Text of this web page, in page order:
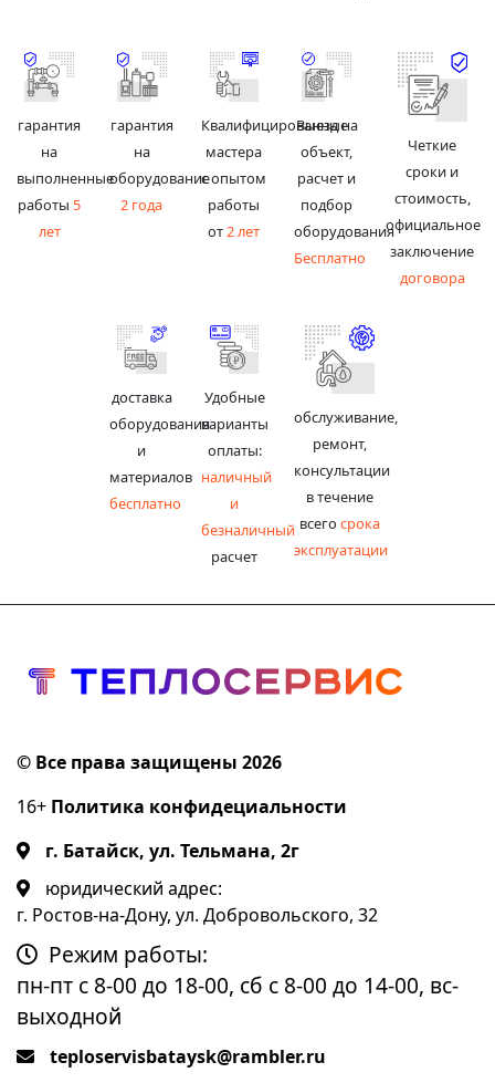
гарантия
на
выполненные
работы 5
лет
гарантия
на
оборудование
2 года
Квалифицированные
мастера
с опытом
работы
от2 лет
Выезд на
объект,
расчет и
подбор
оборудования
Бесплатно
Четкие
сроки и
стоимость,
официальное
заключение
договора
доставка
оборудования
и
материалов
бесплатно
Удобные
варианты
оплаты:
наличный
и
безналичный
расчет
обслуживание,
ремонт,
консультации
в течение
всегосрока
эксплуатации
© Все права защищены 2026
16+ Политика конфидециальности
г. Батайск, ул. Тельмана, 2г
юридический адрес:
г. Ростов-на-Дону, ул. Добровольского, 32
Режим работы:
пн-пт с 8-00 до 18-00, сб с 8-00 до 14-00, вс-
выходной
teploservisbataysk@rambler.ru